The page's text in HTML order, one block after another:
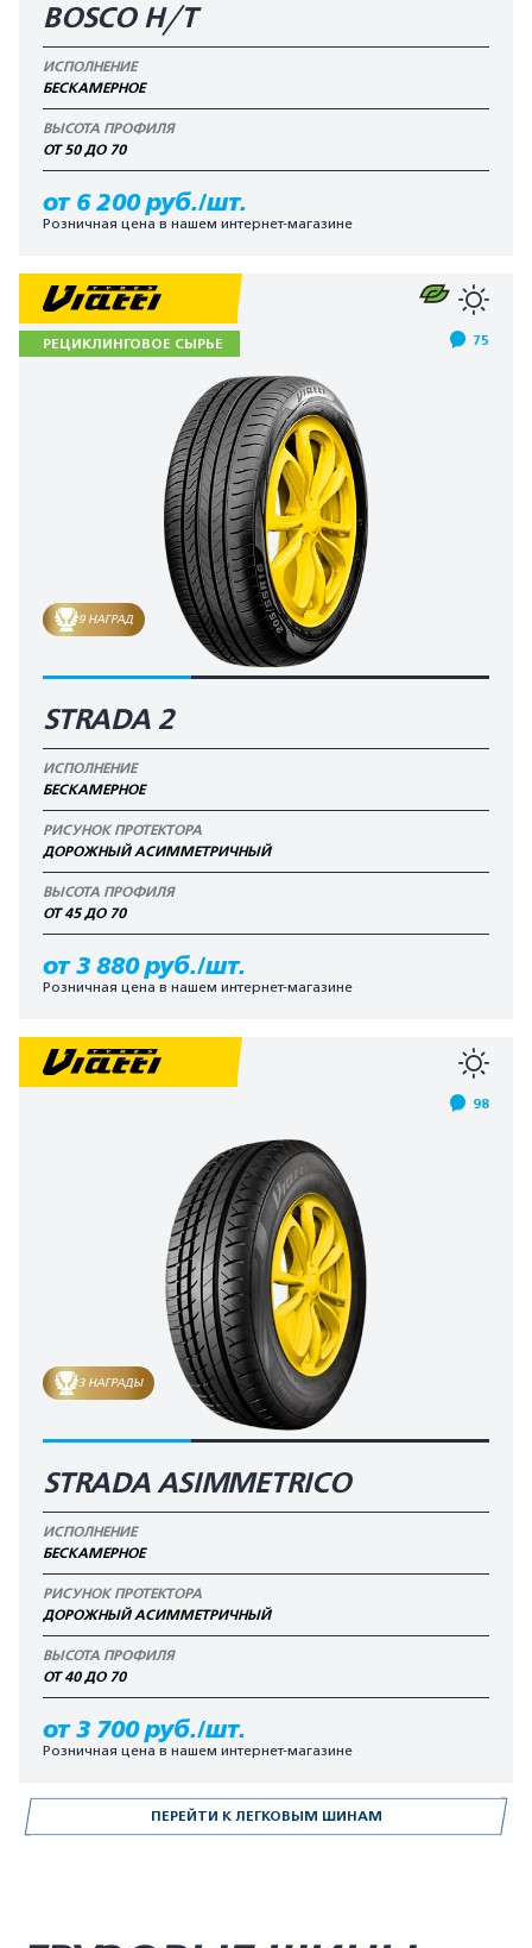
ПЕРЕЙТИ К ЛЕГКОВЫМ ШИНАМ
BOSCO H/T
ИСПОЛНЕНИЕ
БЕСКАМЕРНОЕ
ВЫСОТА ПРОФИЛЯ
ОТ 50 ДО 70
от 6 200 руб./шт.
Розничная цена в нашем интернет-магазине
РЕЦИКЛИНГОВОЕ СЫРЬЕ 75
9 НАГРАД
STRADA 2
ИСПОЛНЕНИЕ
БЕСКАМЕРНОЕ
РИСУНОК ПРОТЕКТОРА
ДОРОЖНЫЙ АСИММЕТРИЧНЫЙ
ВЫСОТА ПРОФИЛЯ
ОТ 45 ДО 70
от 3 880 руб./шт.
Розничная цена в нашем интернет-магазине
98
3 НАГРАДЫ
STRADA ASIMMETRICO
ИСПОЛНЕНИЕ
БЕСКАМЕРНОЕ
РИСУНОК ПРОТЕКТОРА
ДОРОЖНЫЙ АСИММЕТРИЧНЫЙ
ВЫСОТА ПРОФИЛЯ
ОТ 40 ДО 70
от 3 700 руб./шт.
Розничная цена в нашем интернет-магазине